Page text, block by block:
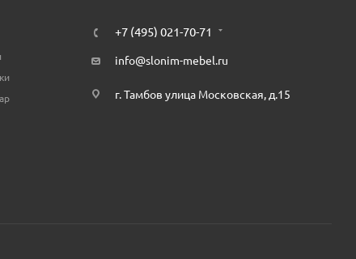
+7 (495) 021-70-71
info@slonim-mebel.ru
г. Тамбов улица Московская, д.15